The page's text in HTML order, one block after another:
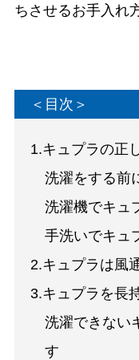
ちさせるお手入れ
＜目次＞
1.キュプラの正
洗濯をする前
洗濯機でキュ
手洗いでキュ
2.キュプラは風
3.キュプラを長
洗濯できない
す